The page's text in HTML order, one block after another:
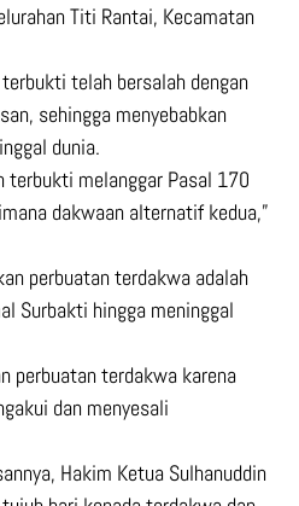
Titi Rantai, Kecamatan
telah bersalah dengan
sehingga menyebabkan
dunia.
terbukti melanggar Pasal 170
dakwaan alternatif kedua,”
perbuatan terdakwa adalah
Surbakti hingga meninggal
perbuatan terdakwa karena
dan menyesali
Hakim Ketua Sulhanuddin